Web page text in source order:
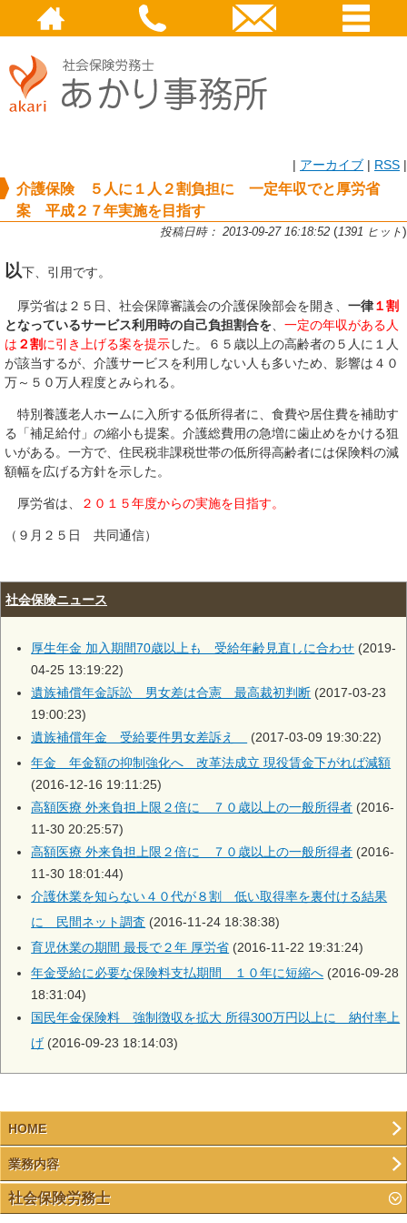
| アーカイブ | RSS |
介護保険 ５人に１人２割負担に 一定年収でと厚労省
案 平成２７年実施を目指す
投稿日時： 2013-09-27 16:18:52 (1391 ヒット)
以下、引用です。
厚労省は２５日、社会保障審議会の介護保険部会を開き、 一律１割
となっているサービス利用時の自己負担割合を
一定の年収がある人
は ２割に引き上げる案を提示した。６５歳以上の高齢者の５人に１人
が該当するが、介護サービスを利用しない人も多いため、影響は４０
万～５０万人程度とみられる。
特別養護老人ホームに入所する低所得者に、食費や居住費を補助す
る「補足給付」の縮小も提案。介護総費用の急増に歯止めをかける狙
いがある。一方で、住民税非課税世帯の低所得高齢者には保険料の減
額幅を広げる方針を示した。
厚労省は、 ２０１５年度からの実施を目指す。
（９月２５日 共同通信）
社会保険ニュース
厚生年金 加入期間70歳以上も 受給年齢見直しに合わせ (2019-
04-25 13:19:22)
遺族補償年金訴訟 男女差は合憲 最高裁初判断 (2017-03-23
19:00:23)
遺族補償年金 受給要件男女差訴え
(2017-03-09 19:30:22)
年金 年金額の抑制強化へ 改革法成立 現役賃金下がれば減額
(2016-12-16 19:11:25)
高額医療 外来負担上限２倍に ７０歳以上の一般所得者 (2016-
11-30 20:25:57)
高額医療 外来負担上限２倍に ７０歳以上の一般所得者 (2016-
11-30 18:01:44)
介護休業を知らない４０代が８割 低い取得率を裏付ける結果
に 民間ネット調査 (2016-11-24 18:38:38)
育児休業の期間 最長で２年 厚労省 (2016-11-22 19:31:24)
年金受給に必要な保険料支払期間 １０年に短縮へ (2016-09-28
18:31:04)
国民年金保険料 強制徴収を拡大 所得300万円以上に 納付率上
げ (2016-09-23 18:14:03)
HOME
業務内容
社会保険労務士